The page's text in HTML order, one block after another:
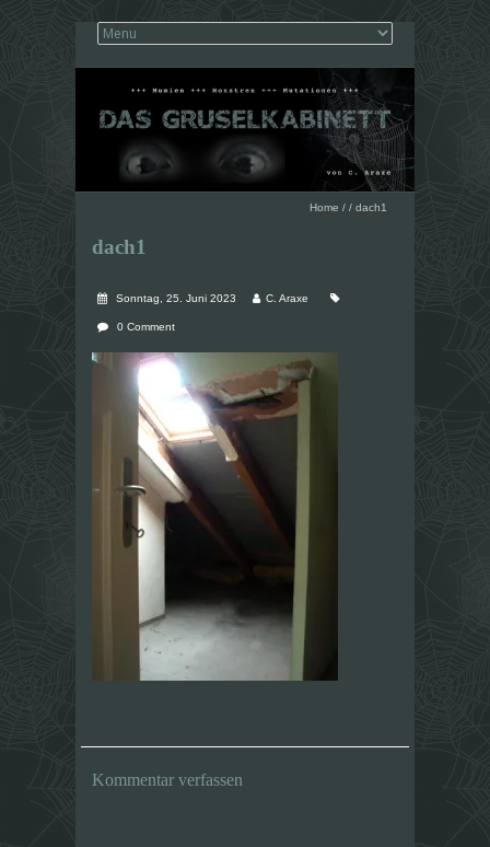
Home / / dach1
dach1
Sonntag, 25. Juni 2023 C. Araxe
0 Comment
Kommentar verfassen